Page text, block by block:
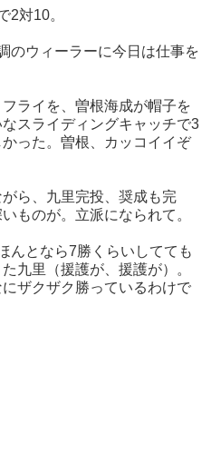
2対10。
のウィーラーに今日は仕事を
ライを、曽根海成が帽子を
スライディングキャッチで3
った。曽根、カッコイイぞ
ら、九里完投、奨成も完
ものが。立派になられて。
んとなら7勝くらいしてても
九里（援護が、援護が）。
ザクザク勝っているわけで